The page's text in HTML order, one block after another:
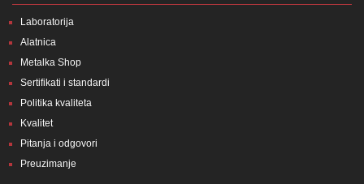
Laboratorija
Alatnica
Metalka Shop
Sertifikati i standardi
Politika kvaliteta
Kvalitet
Pitanja i odgovori
Preuzimanje